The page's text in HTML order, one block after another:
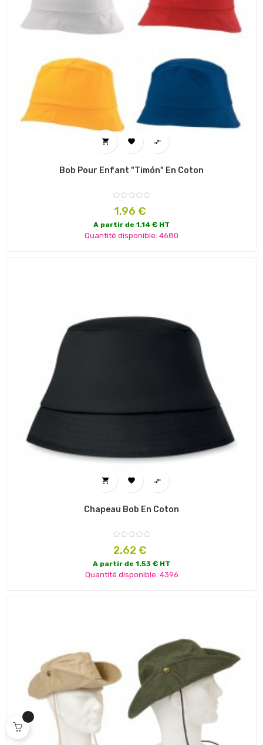
  
Bob Pour Enfant "Timón" En Coton
Prix
1,96 €
A partir de 1.14 € HT
Quantité disponible: 4680
  
Chapeau Bob En Coton
Prix
2,62 €
A partir de 1.53 € HT
Quantité disponible: 4396